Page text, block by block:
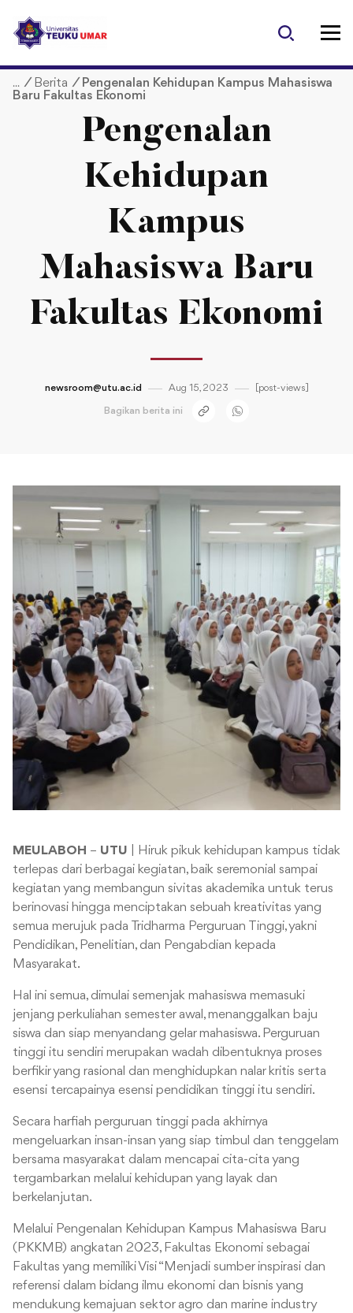
p
/ Berita / Pengenalan Kehidupan Kampus Mahasiswa
Baru Fakultas Ekonomi
Pengenalan
Kehidupan
Kampus
Mahasiswa Baru
Fakultas Ekonomi
newsroom@utu.ac.id Aug 15, 2023 [post-views]
Bagikan berita ini
MEULABOH – UTU | Hiruk pikuk kehidupan kampus tidak
terlepas dari berbagai kegiatan, baik seremonial sampai
kegiatan yang membangun sivitas akademika untuk terus
berinovasi hingga menciptakan sebuah kreativitas yang
semua merujuk pada Tridharma Perguruan Tinggi, yakni
Pendidikan, Penelitian, dan Pengabdian kepada
Masyarakat.
Hal ini semua, dimulai semenjak mahasiswa memasuki
jenjang perkuliahan semester awal, menanggalkan baju
siswa dan siap menyandang gelar mahasiswa. Perguruan
tinggi itu sendiri merupakan wadah dibentuknya proses
berfikir yang rasional dan menghidupkan nalar kritis serta
esensi tercapainya esensi pendidikan tinggi itu sendiri.
Secara harfiah perguruan tinggi pada akhirnya
mengeluarkan insan-insan yang siap timbul dan tenggelam
bersama masyarakat dalam mencapai cita-cita yang
tergambarkan melalui kehidupan yang layak dan
berkelanjutan.
Melalui Pengenalan Kehidupan Kampus Mahasiswa Baru
(PKKMB) angkatan 2023, Fakultas Ekonomi sebagai
Fakultas yang memiliki Visi “Menjadi sumber inspirasi dan
referensi dalam bidang ilmu ekonomi dan bisnis yang
mendukung kemajuan sektor agro dan marine industry